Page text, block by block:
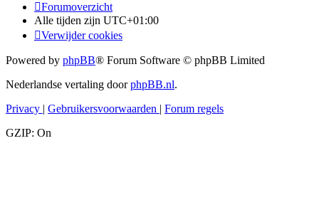
Forumoverzicht
Alle tijden zijn UTC+01:00
Verwijder cookies
Powered by phpBB® Forum Software © phpBB Limited
Nederlandse vertaling doorphpBB.nl.
Privacy | Gebruikersvoorwaarden | Forum regels
GZIP: On